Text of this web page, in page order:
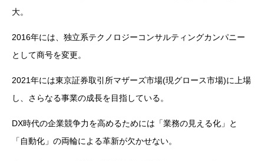
大。
2016年には、独立系テクノロジーコンサルティングカンパニー
として商号を変更。
2021年には東京証券取引所マザーズ市場(現グロース市場)に上場
し、さらなる事業の成長を目指している。
DX時代の企業競争力を高めるためには「業務の見える化」と
「自動化」の両輪による革新が欠かせない。